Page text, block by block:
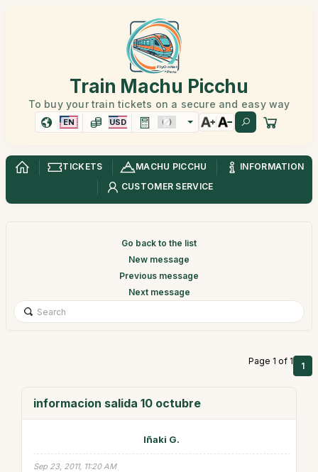
Train Machu Picchu
To buy your train tickets on a secure and easy way
EN USD
TICKETS MACHU PICCHU
INFORMATION
CUSTOMER SERVICE
Go back to the list
New message
Previous message
Next message
Page 1 of 1 1
informacion salida 10 octubre
Iñaki G.
Sep 23, 2011, 11:20 AM